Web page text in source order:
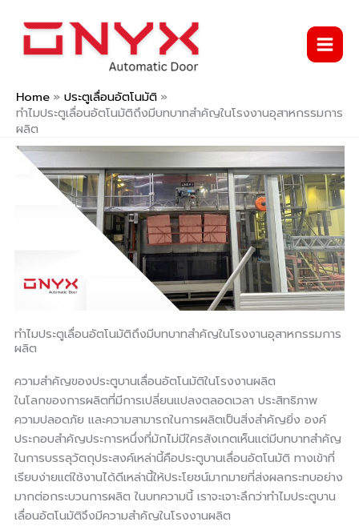
content
Home
ประตูเลื่อนอัตโนมัติ
ทำไมประตูเลื่อนอัตโนมัติถึงมีบทบาทสำคัญในโรงงานอุสาหกรรมการ
ผลิต
ทำไมประตูเลื่อนอัตโนมัติถึงมีบทบาทสำคัญในโรงงานอุสาหกรรมการ
ผลิต
ความสำคัญของประตูบานเลื่อนอัตโนมัติในโรงงานผลิต
ในโลกของการผลิตที่มีการเปลี่ยนแปลงตลอดเวลา ประสิทธิภาพ
ความปลอดภัย และความสามารถในการผลิตเป็นสิ่งสำคัญยิ่ง องค์
ประกอบสำคัญประการหนึ่งที่มักไม่มีใครสังเกตเห็นแต่มีบทบาทสำคัญ
ในการบรรลุวัตถุประสงค์เหล่านี้คือประตูบานเลื่อนอัตโนมัติ ทางเข้าที่
เรียบง่ายแต่ใช้งานได้ดีเหล่านี้ให้ประโยชน์มากมายที่ส่งผลกระทบอย่าง
มากต่อกระบวนการผลิต ในบทความนี้ เราจะเจาะลึกว่าทำไมประตูบาน
เลื่อนอัตโนมัติจึงมีความสำคัญในโรงงานผลิต